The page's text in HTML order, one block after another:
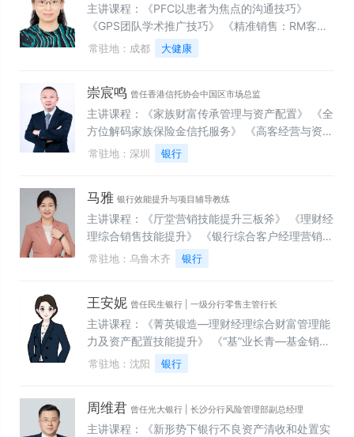
《客户异议处理与促成签单》
主讲课程：《PFC以患者为焦点的沟通技巧》
《GPS团队学术推广技巧》 《精准销售：RM客户
分级管理》 《大客户维护与管理》 《成功组织学
术会议》《ETM有效区域管理》 《优化RPM发展
制定》 《MEFT卓越市场营销》《领导力精要》
（DDI认证） 《实地辅导》（DDI认证） 《目标选
材》（DDI认证） 《情景领导力》 《转型领导力》
《辅导辅导者》 《从DISC性格色彩看管理风格》
《 产品与临床应用深度培训》 《合规营销与行为
与招投标策略》 《渠道与经销商管理》 《学术推
广与市场活动》 《医疗器械售后服务与客户关系维
护》 《招投标模拟与角色扮演》（实操类）
常驻地：成都 大健康
崇宸鸣 曾任香港信托协会中国区市场总监
主讲课程：《家族财富传承管理与资产配置》 《全
方位解码家族保险金信托服务》 《高客经营与资产
配置方案设计》 《理财经理综合技能提升之客户需
常驻地：深圳 银行
马雅 银行效能提升与项目辅导教练
主讲课程：《厅堂营销技能提升三板斧》 《理财经
理综合销售技能提升》 《银行综合客户经理营销技
能提升》 《扶摇直上——网点经营管理能力提升》
《链接时代——信用卡专题营销能力提升》 《银行
——银行2026年数字化开门红营销策略与行动》
常驻地：乌鲁木齐 银行
王安妮 曾任民生银行 | 一级分行零售主管行长
主讲课程：《菁英锻造—理财经理综合财富管理能
力及资产配置技能提升》 《“基”业长青—基金销售
与售后维护技巧》 《智夺高客—共同富裕形势下大
额保单与家族信托规划》 《久伴共赢—高净值客户
负责人综合管理能力提升》 《精耕细作—精细化客
群经营管理与精准营销》
常驻地：沈阳 银行
周维君 曾任光大银行 | 长沙分行风险管理部副总经理
主讲课程：《新形势下银行不良资产清收和处置实